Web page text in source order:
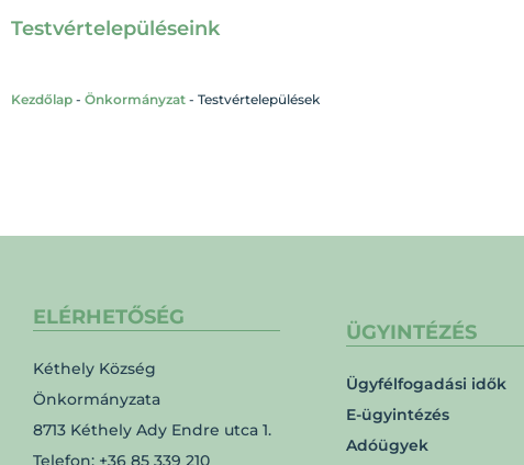
Testvértelepüléseink
Kezdőlap - Önkormányzat - Testvértelepülések
ELÉRHETŐSÉG
Kéthely Község
Önkormányzata
8713 Kéthely Ady Endre utca 1.
Telefon: +36 85 339 210
ÜGYINTÉZÉS
Ügyfélfogadási idők
E-ügyintézés
Adóügyek